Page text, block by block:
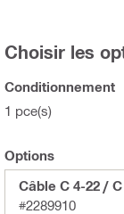
Choisir les
Conditionnement
1 pce(s)
Options
Câble C 4-22 /
#2289910